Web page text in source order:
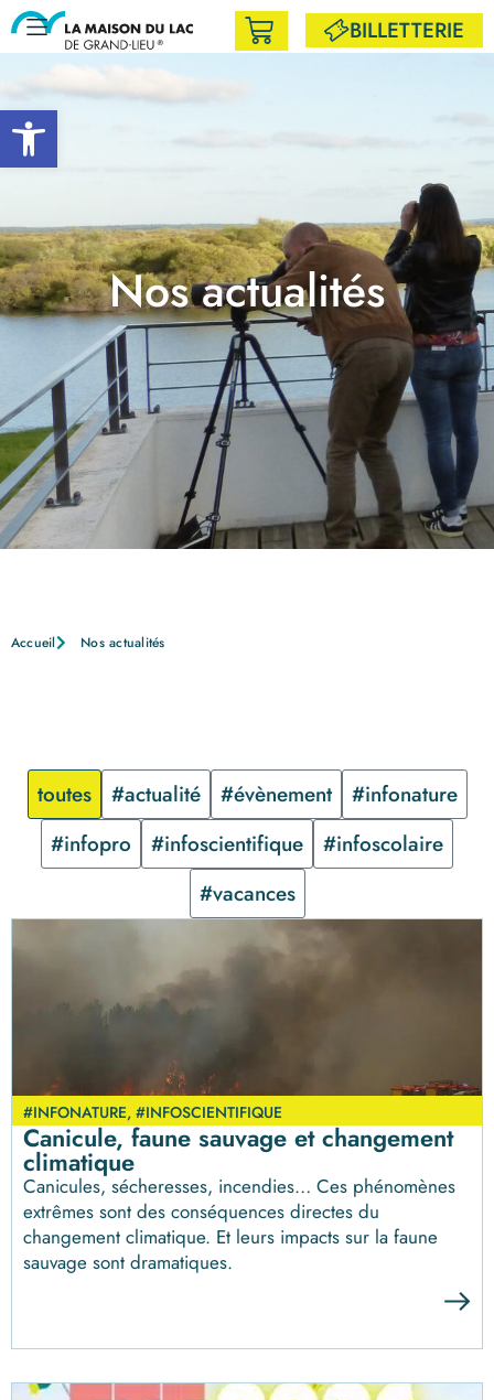
Ouvrir la barre d’outils
BILLETTERIE
Nos actualités
Accueil Nos actualités
#actualité #évènement
#infonature
#infopro
#infoscientifique
#infoscolaire
#vacances
toutes
#INFONATURE, #INFOSCIENTIFIQUE
Canicule, faune sauvage et changement
climatique
Canicules, sécheresses, incendies… Ces phénomènes
extrêmes sont des conséquences directes du
changement climatique. Et leurs impacts sur la faune
sauvage sont dramatiques.